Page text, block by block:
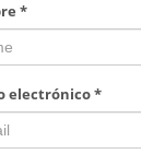
*
electrónico*